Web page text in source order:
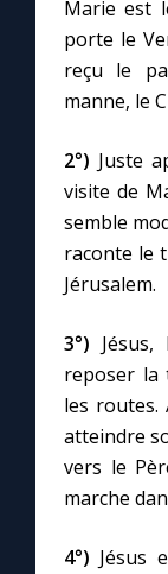
Marie est
porte le
reçu le
manne, le
2°) Juste
visite de
semble
raconte le
Jérusalem.
3°)
reposer la
les routes.
atteindre
vers le
marche
4°) Jésus